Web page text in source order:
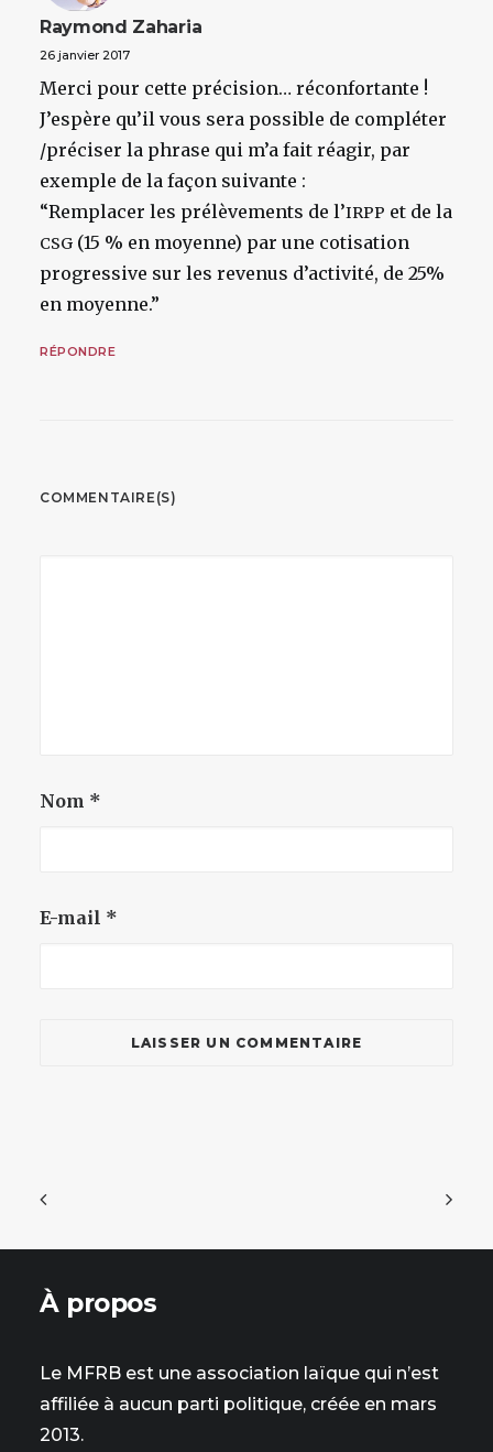
Raymond Zaharia
26 janvier 2017
Merci pour cette précision… réconfortante !
J’espère qu’il vous sera possible de compléter
/préciser la phrase qui m’a fait réagir, par
exemple de la façon suivante :
“Remplacer les prélèvements de l’IRPP et de la
CSG (15 % en moyenne) par une cotisation
progressive sur les revenus d’activité, de 25%
en moyenne.”
RÉPONDRE
COMMENTAIRE(S)
Nom *
E-mail *
À propos
Le MFRB est une association laïque qui n’est
affiliée à aucun parti politique, créée en mars
2013.